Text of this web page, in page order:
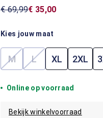
€ 69,99€ 35,00
Kies jouw maat
M(Deze optie is
L(Deze optie is
XL 2XL
Online op voorraad
Bekijk winkelvoorraad